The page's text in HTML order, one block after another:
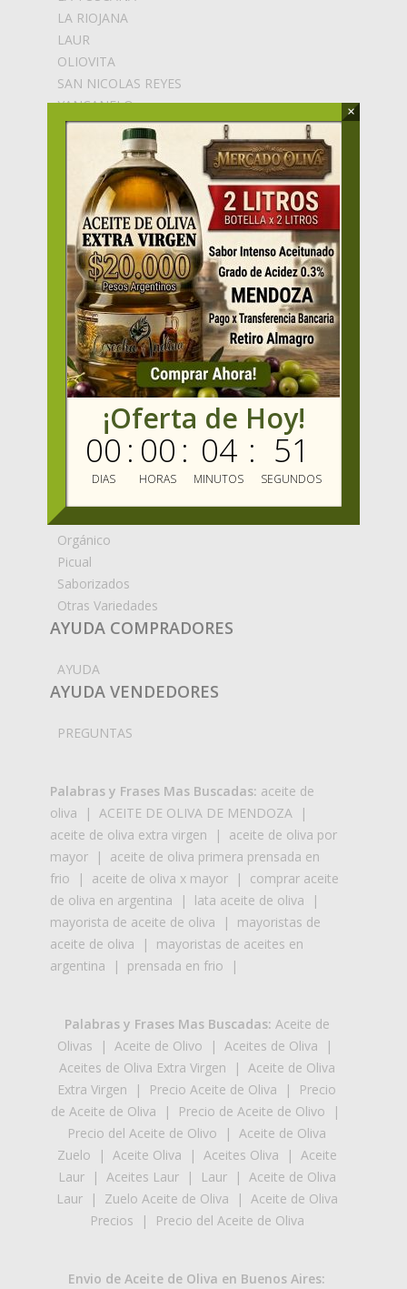
LA RIOJANA
LAUR
OLIOVITA
SAN NICOLAS REYES
YANCANELO
ZUCARDI
VARIETALES
Arauco
Arbequina
Arbosana
Blend
Changlot
Coratina
Cosecha Temprana
Empeltre
Farga
Genovesa
Infusionados
Koroneiki
Nevadillo
Orgánico
Picual
Saborizados
Otras Variedades
AYUDA COMPRADORES
AYUDA
AYUDA VENDEDORES
PREGUNTAS
Palabras y Frases Mas Buscadas: aceite de
oliva | ACEITE DE OLIVA DE MENDOZA |
aceite de oliva extra virgen | aceite de oliva por
mayor | aceite de oliva primera prensada en
frio | aceite de oliva x mayor | comprar aceite
de oliva en argentina | lata aceite de oliva |
mayorista de aceite de oliva | mayoristas de
aceite de oliva | mayoristas de aceites en
argentina | prensada en frio |
Palabras y Frases Mas Buscadas: Aceite de
Olivas | Aceite de Olivo | Aceites de Oliva |
Aceites de Oliva Extra Virgen | Aceite de Oliva
Extra Virgen | Precio Aceite de Oliva |
Precio
de Aceite de Oliva | Precio de Aceite de Olivo |
Precio del Aceite de Olivo | Aceite de Oliva
Zuelo | Aceite Oliva | Aceites Oliva | Aceite
Laur| Aceites Laur| Laur| Aceite de Oliva
Laur| Zuelo Aceite de Oliva | Aceite de Oliva
Precios | Precio del Aceite de Oliva
Envio de Aceite de Oliva en Buenos Aires:
¡Oferta de Hoy!
00
DIAS
: 00
HORAS
: 04
MINUTOS
: 51
SEGUNDOS
×